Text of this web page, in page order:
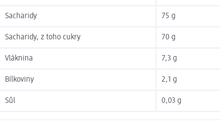
Sacharidy 75 g
Sacharidy, z toho cukry 70 g
Vláknina 7,3 g
Bílkoviny 2,1 g
Sůl 0,03 g